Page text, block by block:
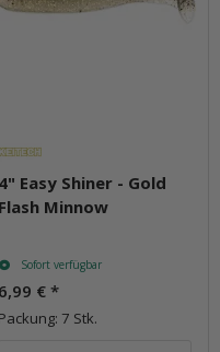
4" Easy Shiner - Gold
Flash Minnow
Sofort verfügbar
6,99 € *
Packung: 7 Stk.